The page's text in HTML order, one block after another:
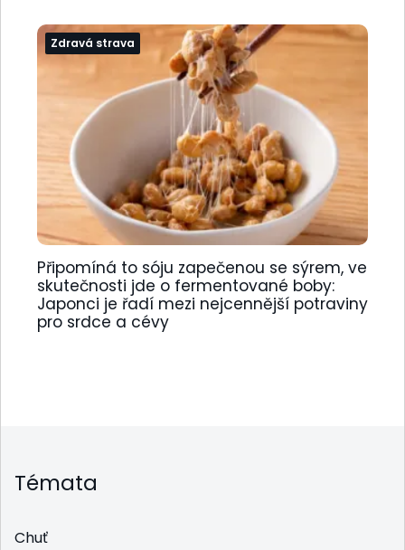
Zdravá strava
Připomíná to sóju zapečenou se sýrem, ve
skutečnosti jde o fermentované boby:
Japonci je řadí mezi nejcennější potraviny
pro srdce a cévy
Témata
Chuť